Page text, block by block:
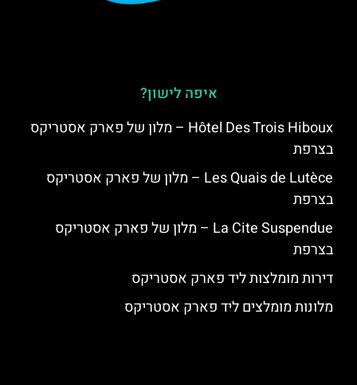
איפה לישון?
Hôtel Des Trois Hiboux – מלון של פארק אסטריקס
בצרפת
Les Quais de Lutèce – מלון של פארק אסטריקס
בצרפת
La Cite Suspendue – מלון של פארק אסטריקס
בצרפת
דירות מומלצות ליד פארק אסטריקס
מלונות מומלצים ליד פארק אסטריקס